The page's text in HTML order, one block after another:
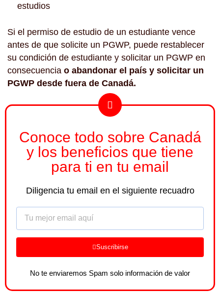
estudios
Si el permiso de estudio de un estudiante vence
antes de que solicite un PGWP, puede restablecer
su condición de estudiante y solicitar un PGWP en
consecuencia o abandonar el país y solicitar un
PGWP desde fuera de Canadá.
Conoce todo sobre Canadá
y los beneficios que tiene
para ti en tu email
Diligencia tu email en el siguiente recuadro
Suscribirse
No te enviaremos Spam solo información de valor